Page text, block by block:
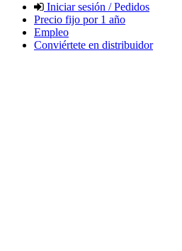
Iniciar sesión / Pedidos
Precio fijo por 1 año
Empleo
Conviértete en distribuidor